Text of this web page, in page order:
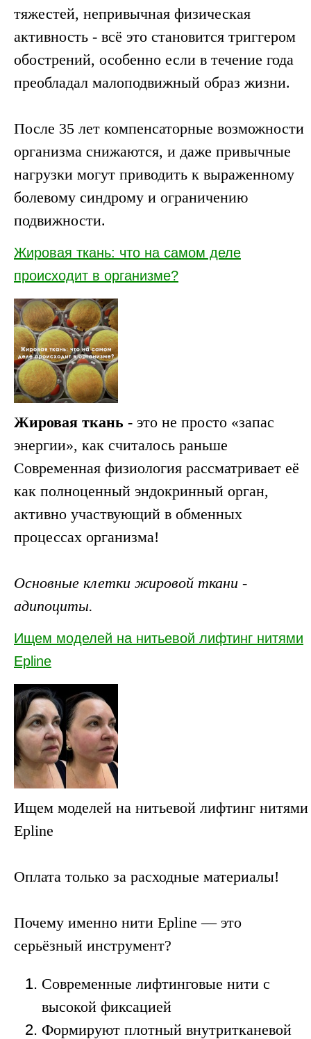
тяжестей, непривычная физическая
активность - всё это становится триггером
обострений, особенно если в течение года
преобладал малоподвижный образ жизни.
После 35 лет компенсаторные возможности
организма снижаются, и даже привычные
нагрузки могут приводить к выраженному
болевому синдрому и ограничению
подвижности.
Жировая ткань: что на самом деле
происходит в организме?
Жировая ткань - это не просто «запас
энергии», как считалось раньше
Современная физиология рассматривает её
как полноценный эндокринный орган,
активно участвующий в обменных
процессах организма!
Основные клетки жировой ткани -
адипоциты.
Ищем моделей на нитьевой лифтинг нитями
Epline
Ищем моделей на нитьевой лифтинг нитями
Epline
Оплата только за расходные материалы!
Почему именно нити Epline — это
серьёзный инструмент?
Современные лифтинговые нити с
высокой фиксацией
Формируют плотный внутритканевой